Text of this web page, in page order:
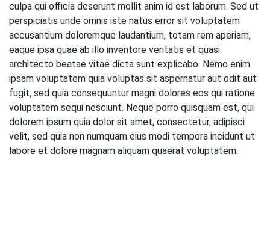
culpa qui officia deserunt mollit anim id est laborum. Sed ut
perspiciatis unde omnis iste natus error sit voluptatem
accusantium doloremque laudantium, totam rem aperiam,
eaque ipsa quae ab illo inventore veritatis et quasi
architecto beatae vitae dicta sunt explicabo. Nemo enim
ipsam voluptatem quia voluptas sit aspernatur aut odit aut
fugit, sed quia consequuntur magni dolores eos qui ratione
voluptatem sequi nesciunt. Neque porro quisquam est, qui
dolorem ipsum quia dolor sit amet, consectetur, adipisci
velit, sed quia non numquam eius modi tempora incidunt ut
labore et dolore magnam aliquam quaerat voluptatem.